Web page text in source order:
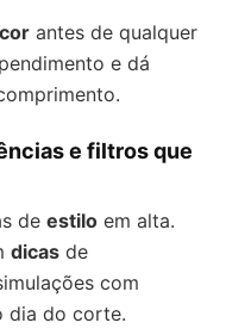
cor antes de qualquer
e dá
e filtros que
de estilo em alta.
dicas de
com
dia do corte.